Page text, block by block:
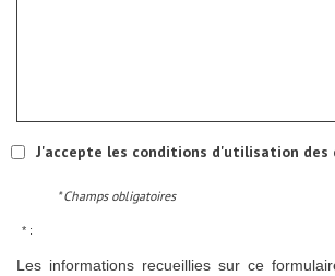
J'accepte les conditions d'utilisation des
* Champs obligatoires
* :
Les informations recueillies sur ce